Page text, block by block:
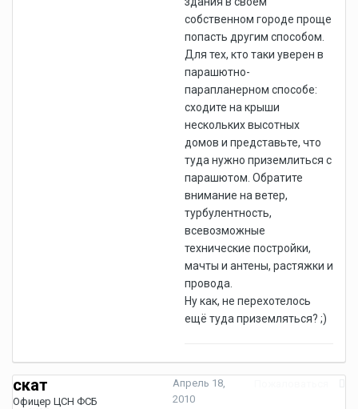
собственном городе проще
попасть другим способом.
Для тех, кто таки уверен в
парашютно-
парапланерном способе:
сходите на крыши
нескольких высотных
домов и представьте, что
туда нужно приземлиться с
парашютом. Обратите
внимание на ветер,
турбулентность,
всевозможные
технические постройки,
мачты и антены, растяжки и
провода.
Ну как, не перехотелось
ещё туда приземляться? ;)
скат
Офицер ЦСН ФСБ
Апрель 18,
2010